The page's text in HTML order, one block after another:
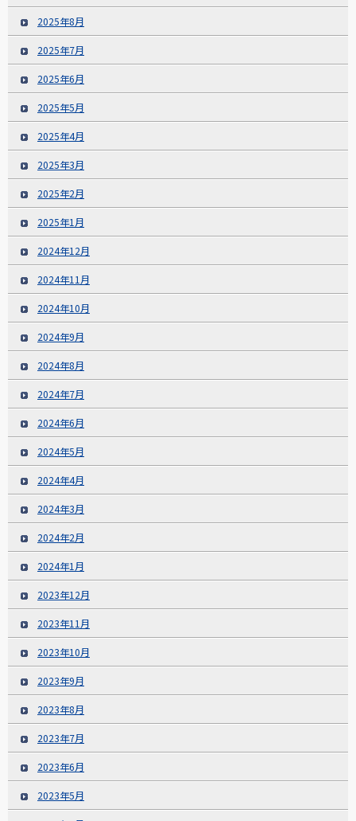
2025年8月
2025年7月
2025年6月
2025年5月
2025年4月
2025年3月
2025年2月
2025年1月
2024年12月
2024年11月
2024年10月
2024年9月
2024年8月
2024年7月
2024年6月
2024年5月
2024年4月
2024年3月
2024年2月
2024年1月
2023年12月
2023年11月
2023年10月
2023年9月
2023年8月
2023年7月
2023年6月
2023年5月